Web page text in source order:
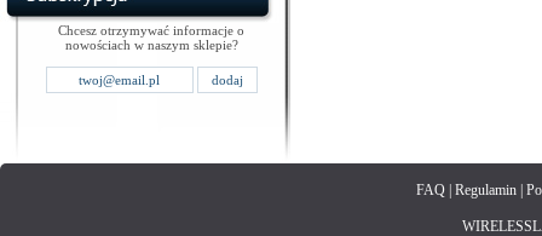
Chcesz otrzymywać informacje o
nowościach w naszym sklepie?
FAQ| Regulamin|